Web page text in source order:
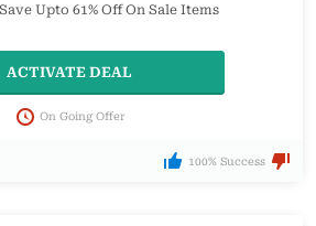
Upto 61% Off On Sale Items
ACTIVATE DEAL
On Going Offer
100% Success